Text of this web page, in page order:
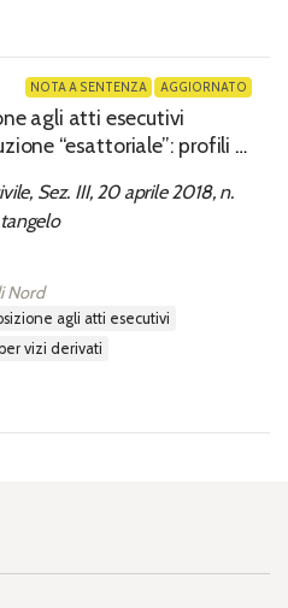
AGGIORNATO
NOTA A SENTENZA
agli atti esecutivi
“esattoriale”: profili di
Sez. III, 20 aprile 2018, n.
Nord
agli atti esecutivi
vizi derivati